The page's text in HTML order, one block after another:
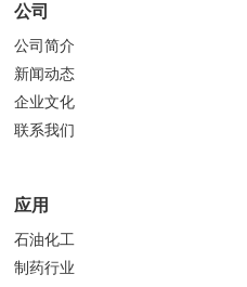
公司
公司简介
新闻动态
企业文化
联系我们
应用
石油化工
制药行业